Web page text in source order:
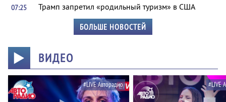
07:25
Трамп запретил «родильный туризм» в США
БОЛЬШЕ НОВОСТЕЙ
ВИДЕО
#LIVE Авторадио #LIVE